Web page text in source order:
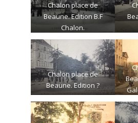
Chalon place de
Beaune. Edition B.F
Chalon.
Chalon place de
Beaune. Edition ?